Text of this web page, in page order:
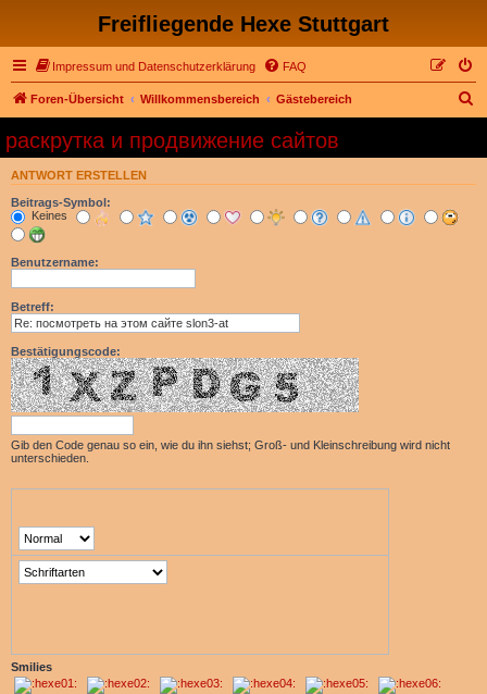
Freifliegende Hexe Stuttgart
Impressum und Datenschutzerklärung FAQ
Foren-Übersicht Willkommensbereich Gästebereich
раскрутка и продвижение сайтов
ANTWORT ERSTELLEN
Beitrags-Symbol:
Keines
Benutzername:
Betreff:
Bestätigungscode:
Gib den Code genau so ein, wie du ihn siehst; Groß- und Kleinschreibung wird nicht
unterschieden.
Smilies